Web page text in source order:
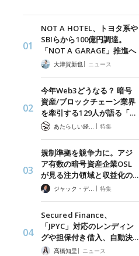
NOT A HOTEL、トヨタ系や
SBIらから100億円調達。
「NOT A GARAGE」推進へ
大津賀新也| ニュース
今年Web3どうなる？ 暗号
資産/ブロックチェーン業界
を牽引する129人が語る「…
| 特集
規制準拠を競争力に。アジ
ア有数の暗号資産企業OSL
が見る注力領域と収益化の…
ジャック・デロン（Jack Derong） | 特集
Secured Finance、
「JPYC」対応のレンディン
グや担保付き借入、自動決…
髙橋知里 | ニュース